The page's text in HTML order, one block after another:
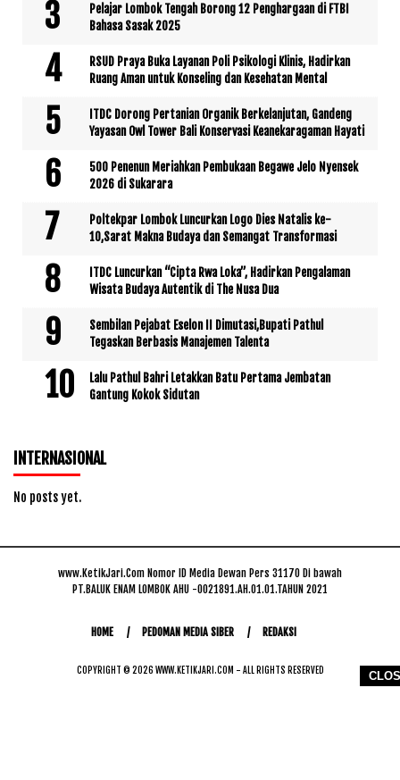
Pelajar Lombok Tengah Borong 12 Penghargaan di FTBI
Bahasa Sasak 2025
RSUD Praya Buka Layanan Poli Psikologi Klinis, Hadirkan
Ruang Aman untuk Konseling dan Kesehatan Mental
ITDC Dorong Pertanian Organik Berkelanjutan, Gandeng
Yayasan Owl Tower Bali Konservasi Keanekaragaman Hayati
500 Penenun Meriahkan Pembukaan Begawe Jelo Nyensek
2026 di Sukarara
Poltekpar Lombok Luncurkan Logo Dies Natalis ke-
10,Sarat Makna Budaya dan Semangat Transformasi
ITDC Luncurkan “Cipta Rwa Loka”, Hadirkan Pengalaman
Wisata Budaya Autentik di The Nusa Dua
Sembilan Pejabat Eselon II Dimutasi,Bupati Pathul
Tegaskan Berbasis Manajemen Talenta
Lalu Pathul Bahri Letakkan Batu Pertama Jembatan
Gantung Kokok Sidutan
INTERNASIONAL
No posts yet.
www.KetikJari.Com Nomor ID Media Dewan Pers 31170 Di bawah
PT.BALUK ENAM LOMBOK AHU -0021891.AH.01.01.TAHUN 2021
HOME PEDOMAN MEDIA SIBER REDAKSI
COPYRIGHT © 2026 WWW.KETIKJARI.COM - ALL RIGHTS RESERVED